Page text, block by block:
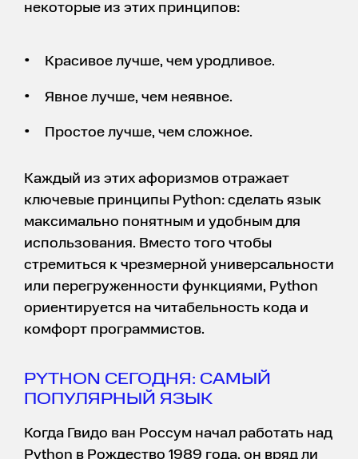
некоторые из этих принципов:
Красивое лучше, чем уродливое.
Явное лучше, чем неявное.
Простое лучше, чем сложное.
Каждый из этих афоризмов отражает
ключевые принципы Python: сделать язык
максимально понятным и удобным для
использования. Вместо того чтобы
стремиться к чрезмерной универсальности
или перегруженности функциями, Python
ориентируется на читабельность кода и
комфорт программистов.
PYTHON СЕГОДНЯ: САМЫЙ
ПОПУЛЯРНЫЙ ЯЗЫК
Когда Гвидо ван Россум начал работать над
Python в Рождество 1989 года, он вряд ли